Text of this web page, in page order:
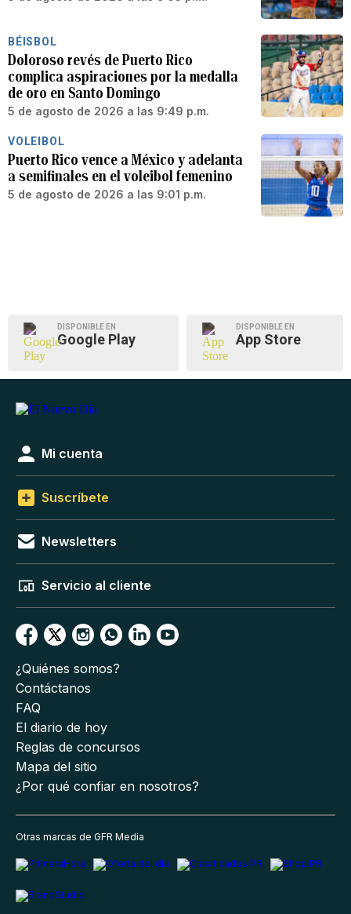
BÉISBOL
Doloroso revés de Puerto Rico
complica aspiraciones por la medalla
de oro en Santo Domingo
5 de agosto de 2026 a las 9:49 p.m.
VOLEIBOL
Puerto Rico vence a México y adelanta
a semifinales en el voleibol femenino
5 de agosto de 2026 a las 9:01 p.m.
DISPONIBLE EN
Google Play
DISPONIBLE EN
App Store
Mi cuenta
Suscríbete
Newsletters
Servicio al cliente
¿Quiénes somos?
Contáctanos
FAQ
El diario de hoy
Reglas de concursos
Mapa del sitio
¿Por qué confiar en nosotros?
Otras marcas de GFR Media